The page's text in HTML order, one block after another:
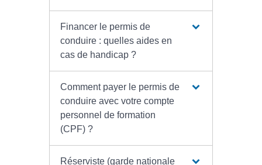
Financer le permis de
conduire : quelles aides en
cas de handicap ?
Comment payer le permis de
conduire avec votre compte
personnel de formation
(CPF) ?
Réserviste (garde nationale